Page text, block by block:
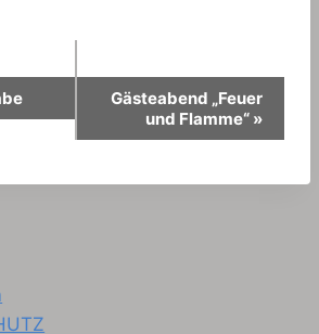
Gästeabend „Feuer
und Flamme“ »